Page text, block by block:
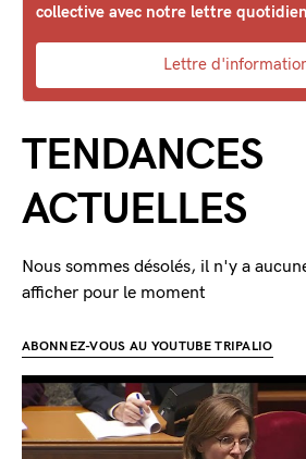
collective avec notre lettre
Lettre
TENDANCES
ACTUELLES
Nous sommes désolés, il n'y a
afficher pour le moment
ABONNEZ-VOUS AU YOUTUBE TRIPALIO